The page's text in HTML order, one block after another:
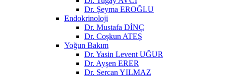
Dr. Şeyma EROĞLU
Endokrinoloji
Dr. Mustafa DİNÇ
Dr. Coşkun ATEŞ
Yoğun Bakım
Dr. Yasin Levent UĞUR
Dr. Ayşen ERER
Dr. Sercan YILMAZ